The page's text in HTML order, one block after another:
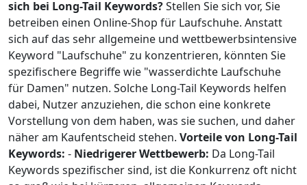
sich bei Long-Tail Keywords?Stellen Sie sich vor, Sie
betreiben einen Online-Shop für Laufschuhe. Anstatt
sich auf das sehr allgemeine und wettbewerbsintensive
Keyword "Laufschuhe" zu konzentrieren, könnten Sie
spezifischere Begriffe wie "wasserdichte Laufschuhe
für Damen" nutzen. Solche Long-Tail Keywords helfen
dabei, Nutzer anzuziehen, die schon eine konkrete
Vorstellung von dem haben, was sie suchen, und daher
näher am Kaufentscheid stehen. Vorteile von Long-Tail
Keywords: - Niedrigerer Wettbewerb: Da Long-Tail
Keywords spezifischer sind, ist die Konkurrenz oft nicht